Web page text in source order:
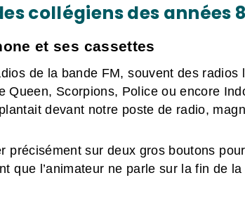
collégiens des années
et ses cassettes
de la bande FM, souvent des
Queen, Scorpions, Police ou encore
devant notre poste de radio,
précisément sur deux gros boutons
que l’animateur ne parle sur la fin de